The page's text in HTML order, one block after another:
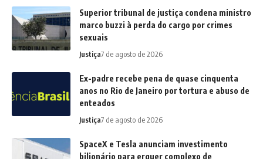
Superior tribunal de justiça condena ministro
marco buzzi à perda do cargo por crimes
sexuais
Justiça7 de agosto de 2026
Ex-padre recebe pena de quase cinquenta
anos no Rio de Janeiro por tortura e abuso de
enteados
Justiça7 de agosto de 2026
SpaceX e Tesla anunciam investimento
bilionário para erguer complexo de